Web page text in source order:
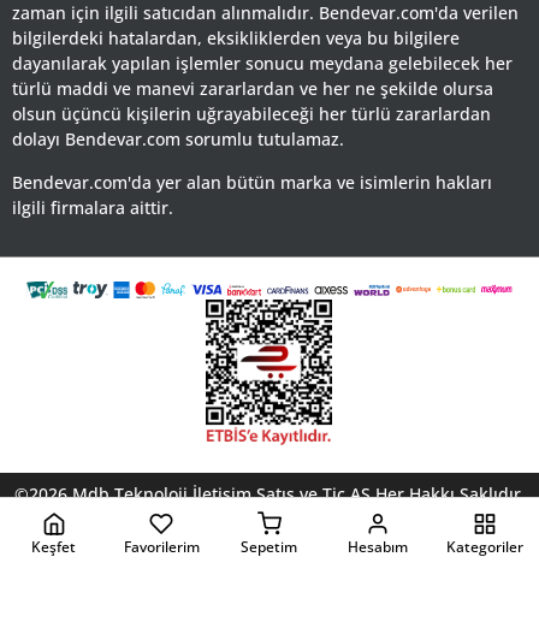
zaman için ilgili satıcıdan alınmalıdır. Bendevar.com'da verilen
bilgilerdeki hatalardan, eksikliklerden veya bu bilgilere
dayanılarak yapılan işlemler sonucu meydana gelebilecek her
türlü maddi ve manevi zararlardan ve her ne şekilde olursa
olsun üçüncü kişilerin uğrayabileceği her türlü zararlardan
dolayı Bendevar.com sorumlu tutulamaz.
Bendevar.com'da yer alan bütün marka ve isimlerin hakları
ilgili firmalara aittir.
©2026 Mdb Teknoloji İletişim Satış ve Tic AŞ Her Hakkı Saklıdır.
Yardım
KVKK ve Gizlilik Politikası Kullanm Koşulları
Çerez
Politikası
Keşfet Favorilerim Sepetim Hesabım Kategoriler